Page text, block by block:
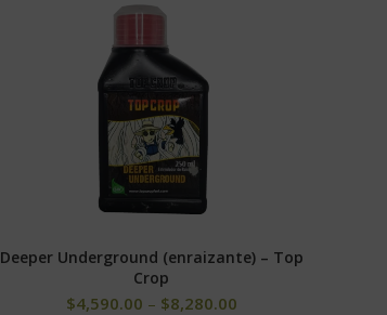
SELECCIONAR OPCIONES
Deeper Underground (enraizante) – Top
Crop
$4,590.00 – $8,280.00